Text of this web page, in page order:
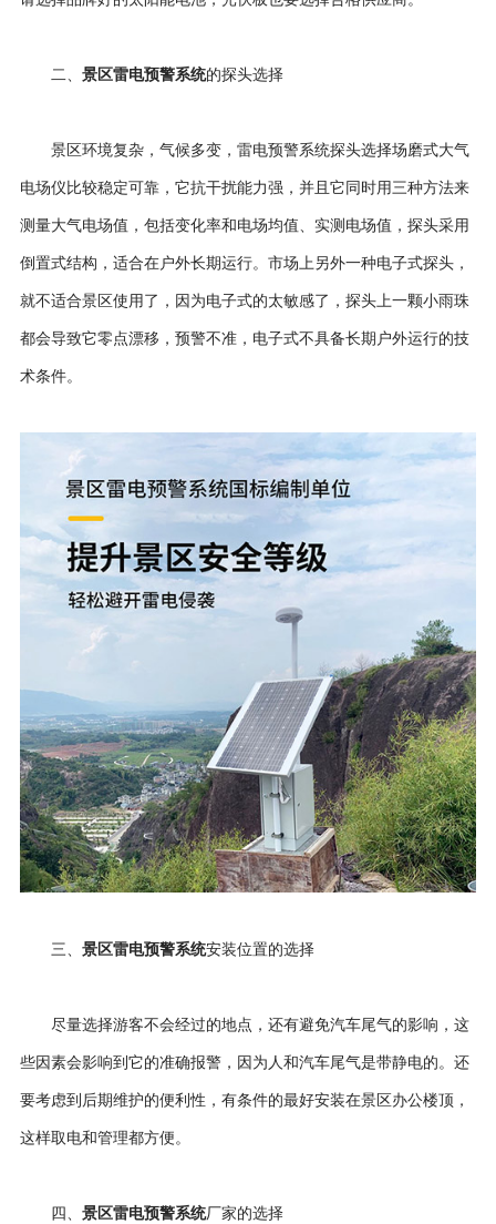
二、 景区雷电预警系统的探头选择
景区环境复杂，气候多变，雷电预警系统探头选择场磨式大气
电场仪比较稳定可靠，它抗干扰能力强，并且它同时用三种方法来
测量大气电场值，包括变化率和电场均值、实测电场值，探头采用
倒置式结构，适合在户外长期运行。市场上另外一种电子式探头，
就不适合景区使用了，因为电子式的太敏感了，探头上一颗小雨珠
都会导致它零点漂移，预警不准，电子式不具备长期户外运行的技
术条件。
三、 景区雷电预警系统安装位置的选择
尽量选择游客不会经过的地点，还有避免汽车尾气的影响，这
些因素会影响到它的准确报警，因为人和汽车尾气是带静电的。还
要考虑到后期维护的便利性，有条件的最好安装在景区办公楼顶，
这样取电和管理都方便。
四、 景区雷电预警系统厂家的选择